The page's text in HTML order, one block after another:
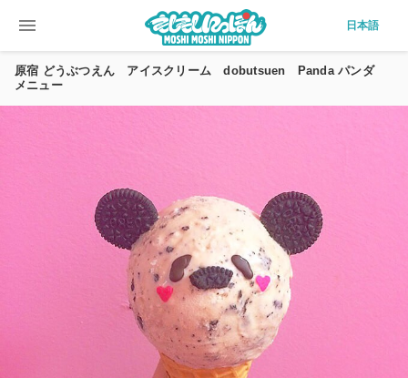
menu 日本語
原宿 どうぶつえん アイスクリーム dobutsuen Panda パンダ
メニュー